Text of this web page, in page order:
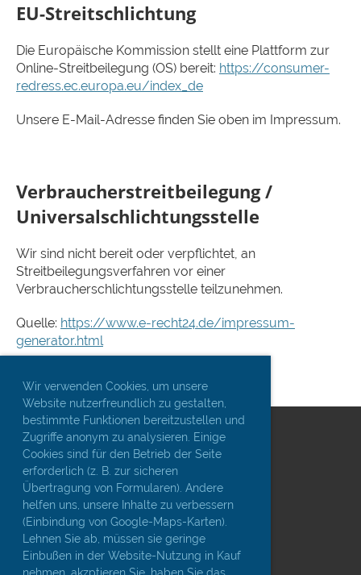
Wir verwenden Cookies, um unsere
Website nutzerfreundlich zu gestalten,
bestimmte Funktionen bereitzustellen und
Zugriffe anonym zu analysieren. Einige
Cookies sind für den Betrieb der Seite
erforderlich (z. B. zur sicheren
Übertragung von Formularen). Andere
helfen uns, unsere Inhalte zu verbessern
(Einbindung von Google-Maps-Karten).
Lehnen Sie ab, müssen sie geringe
Einbußen in der Website-Nutzung in Kauf
EU-Streitschlichtung
Die Europäische Kommission stellt eine Plattform zur
Online-Streitbeilegung (OS) bereit: https://consumer-
redress.ec.europa.eu/index_de
Unsere E-Mail-Adresse finden Sie oben im Impressum.
Verbraucherstreitbeilegung /
Universalschlichtungsstelle
Wir sind nicht bereit oder verpflichtet, an
Streitbeilegungsverfahren vor einer
Verbraucherschlichtungsstelle teilzunehmen.
Quelle: https://www.e-recht24.de/impressum-
generator.html
© streets e.V.